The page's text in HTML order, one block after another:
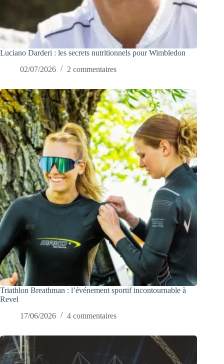
Luciano Darderi : les secrets nutritionnels pour Wimbledon
02/07/2026
2 commentaires
Triathlon Breathman : l’événement sportif incontournable à
Revel
17/06/2026
4 commentaires